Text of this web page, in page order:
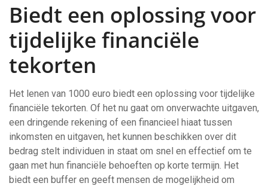
Biedt een oplossing voor
tijdelijke financiële
tekorten
Het lenen van 1000 euro biedt een oplossing voor tijdelijke
financiële tekorten. Of het nu gaat om onverwachte uitgaven,
een dringende rekening of een financieel hiaat tussen
inkomsten en uitgaven, het kunnen beschikken over dit
bedrag stelt individuen in staat om snel en effectief om te
gaan met hun financiële behoeften op korte termijn. Het
biedt een buffer en geeft mensen de mogelijkheid om